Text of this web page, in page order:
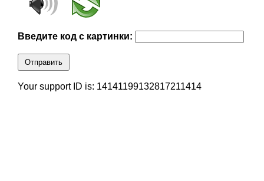
Введите код с картинки:
Отправить
Your support ID is: 14141199132817211414